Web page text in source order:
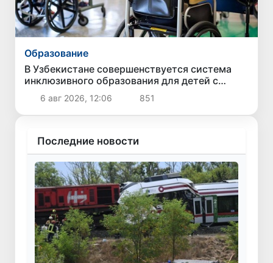
Образование
В Узбекистане совершенствуется система
инклюзивного образования для детей с
особыми образовательными потребностями
6 авг 2026, 12:06 851
Последние новости